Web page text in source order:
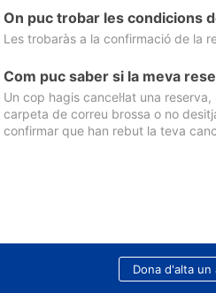
On puc trobar les condicions
Les trobaràs a la confirmació de la
Com puc saber si la meva
Un cop hagis cancel·lat una
carpeta de correu brossa o no
confirmar que han rebut la teva
Dona d'alta un